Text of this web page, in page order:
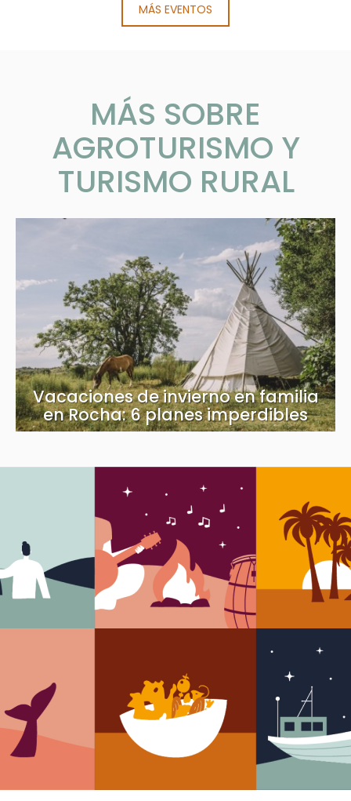
MÁS EVENTOS
MÁS SOBRE
AGROTURISMO Y
TURISMO RURAL
Vacaciones de invierno en familia
en Rocha: 6 planes imperdibles